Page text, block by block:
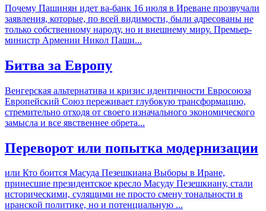
Почему Пашинян идет ва-банк 16 июля в Иреване прозвучали
заявления, которые, по всей видимости, были адресованы не
только собственному народу, но и внешнему миру. Премьер-
министр Армении Никол Паши...
Битва за Европу
Венгерская альтернатива и кризис идентичности Евросоюза
Европейский Союз переживает глубокую трансформацию,
стремительно отходя от своего изначального экономического
замысла и все явственнее обрета...
Переворот или попытка модернизации
или Кто боится Масуда Пезешкиана Выборы в Иране,
принесшие президентское кресло Масуду Пезешкиану, стали
историческими, сулящими не просто смену тональности в
иранской политике, но и потенциальную ...